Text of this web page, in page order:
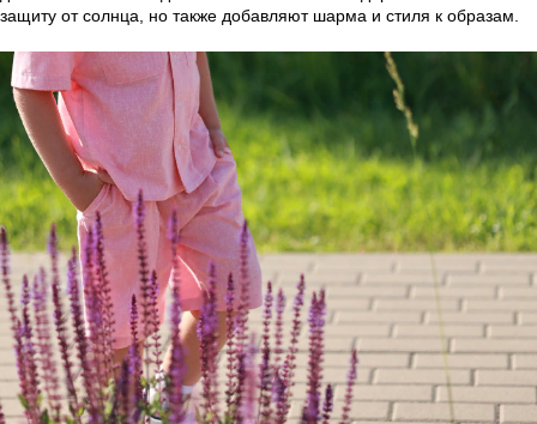
защиту от солнца, но также добавляют шарма и стиля к образам.